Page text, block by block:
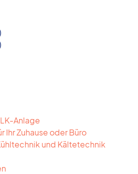
Anlage
Ihr Zuhause oder Büro
und Kältetechnik